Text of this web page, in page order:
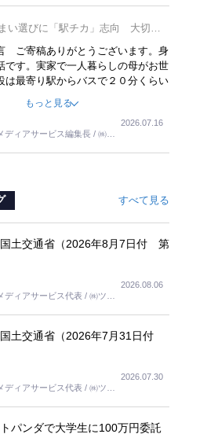
ーランドを見学させ、サービス業、
理解してもらっていることです。
円もするプレミアムヨーグルトを
り、社内に懸念もあったそうです。
車場に都内ナンバーの高級外車が停
に目をつけ、高級商品でも売れると
す。今回の記事を懐かしく読みまし
い選びに「駅チカ」志向 大切な
くなる暮らし
ご寄稿ありがとうございます。身
です。実家で一人暮らしの母がお世
は最寄り駅からバスで２０分くらい
住まいから近いという理由で、その
のですが、私と妹にとっては、半日
シニアの住まい選びは、当人だけで
する家族の足の便も考えない外池な
もっと見る
ディアサービス編集長 / ㈱ツ
2026.07.16
すべて見る
国土交通省（2026年8月7日付 第
ディアサービス代表 / ㈱ツー
2026.08.06
国土交通省（2026年7月31日付
ディアサービス代表 / ㈱ツー
2026.07.30
パンダで大学生に100万円委託